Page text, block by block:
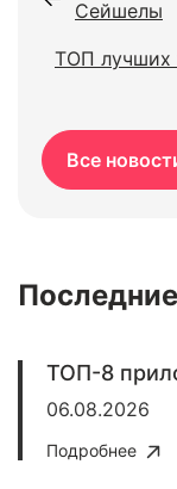
Сейшелы
ТОП лучших
Все
ТОП-8
06.08.2026
Подробнее